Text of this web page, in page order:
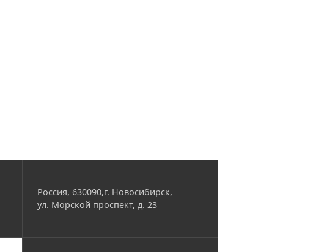
Россия, 630090,г. Новосибирск,
ул. Морской проспект, д. 23